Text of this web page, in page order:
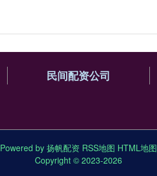
民间配资公司
Powered by 扬帆配资 RSS地图 HTML地图
Copyright © 2023-2026